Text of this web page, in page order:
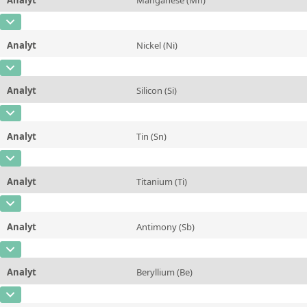
Einheit %
Zusätzliche Informationen
Methode
CAS-Nummer
Konzentration 0,278
Einheit %
Zusätzliche Informationen
Analyt Nickel (Ni)
CAS-Nummer
Konzentration 0,92
Einheit
Analyt Silicon (Si)
CAS-Nummer
Konzentration 0,11
Einheit %
Zusätzliche Informationen
Analyt Tin (Sn)
CAS-Nummer
Konzentration 0,031
Einheit
Analyt Titanium (Ti)
CAS-Nummer
Konzentration 0,162
Einheit %
Zusätzliche Informationen
Analyt Antimony (Sb)
CAS-Nummer
Konzentration 0,35
Einheit
Analyt Beryllium (Be)
CAS-Nummer